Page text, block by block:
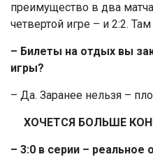
преимущество в два
четвертой игре – и 2:2.
– Билеты на отдых вы
игры?
– Да. Заранее нельзя –
ХОЧЕТСЯ БОЛЬШЕ
– 3:0 в серии –